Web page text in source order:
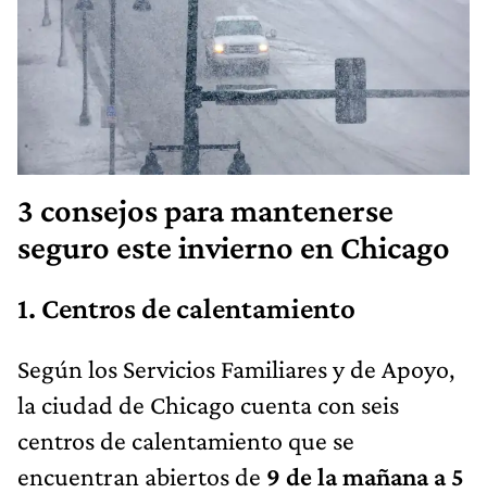
3 consejos para mantenerse
seguro este invierno en Chicago
1. Centros de calentamiento
Según los Servicios Familiares y de Apoyo,
la ciudad de Chicago cuenta con seis
centros de calentamiento que se
encuentran abiertos de 9 de la mañana a 5